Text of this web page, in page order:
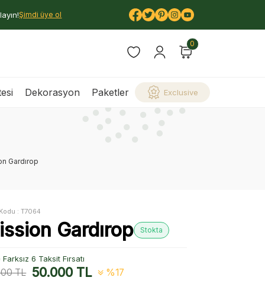
Şimdi üye ol
0
Dekorasyon Paketler Exclusive
Gardırop
:T7064
Gardırop Stokta
6 Taksit Fırsatı
TL 50.000TL %17